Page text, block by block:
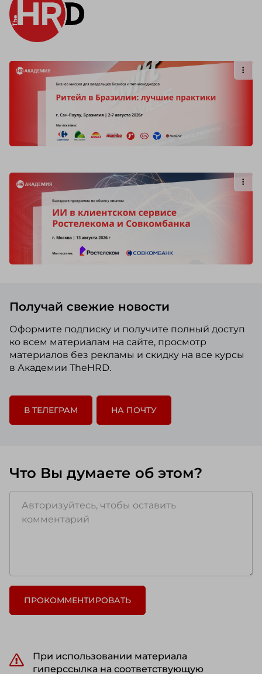
Получай свежие новости
Оформите подписку и получите полный доступ
ко всем материалам на сайте, просмотр
материалов без рекламы и скидку на все курсы
в Академии TheHRD.
В ТЕЛЕГРАМ НА ПОЧТУ
Что Вы думаете об этом?
ПРОКОММЕНТИРОВАТЬ
При использовании материала
гиперссылка на соответствующую